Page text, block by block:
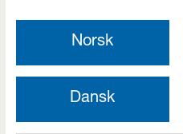
Norsk
Dansk